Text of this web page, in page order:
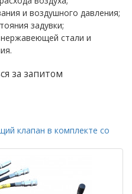
и воздушного давления;
задувки;
стали и
за запитом
клапан в комплекте со